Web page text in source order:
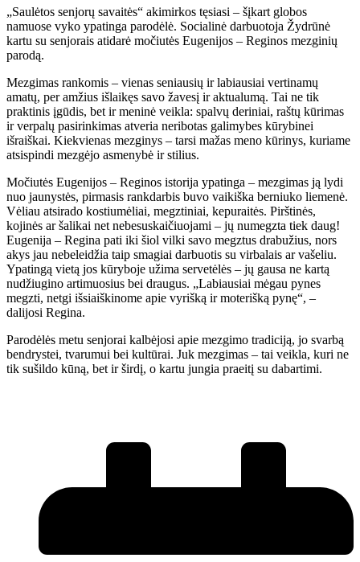
„Saulėtos senjorų savaitės“ akimirkos tęsiasi – šįkart globos
namuose vyko ypatinga parodėlė. Socialinė darbuotoja Žydrūnė
kartu su senjorais atidarė močiutės Eugenijos – Reginos mezginių
parodą.
Mezgimas rankomis – vienas seniausių ir labiausiai vertinamų
amatų, per amžius išlaikęs savo žavesį ir aktualumą. Tai ne tik
praktinis įgūdis, bet ir meninė veikla: spalvų deriniai, raštų kūrimas
ir verpalų pasirinkimas atveria neribotas galimybes kūrybinei
išraiškai. Kiekvienas mezginys – tarsi mažas meno kūrinys, kuriame
atsispindi mezgėjo asmenybė ir stilius.
Močiutės Eugenijos – Reginos istorija ypatinga – mezgimas ją lydi
nuo jaunystės, pirmasis rankdarbis buvo vaikiška berniuko liemenė.
Vėliau atsirado kostiumėliai, megztiniai, kepuraitės. Pirštinės,
kojinės ar šalikai net nebesuskaičiuojami – jų numegzta tiek daug!
Eugenija – Regina pati iki šiol vilki savo megztus drabužius, nors
akys jau nebeleidžia taip smagiai darbuotis su virbalais ar vašeliu.
Ypatingą vietą jos kūryboje užima servetėlės – jų gausa ne kartą
nudžiugino artimuosius bei draugus. „Labiausiai mėgau pynes
megzti, netgi išsiaiškinome apie vyrišką ir moterišką pynę“, –
dalijosi Regina.
Parodėlės metu senjorai kalbėjosi apie mezgimo tradiciją, jo svarbą
bendrystei, tvarumui bei kultūrai. Juk mezgimas – tai veikla, kuri ne
tik sušildo kūną, bet ir širdį, o kartu jungia praeitį su dabartimi.